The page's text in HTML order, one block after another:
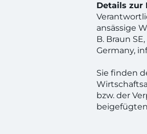
Details zur
ansässige
B. Braun
Germany,
Sie finden
bzw. der